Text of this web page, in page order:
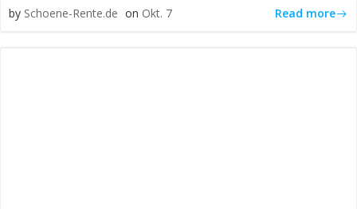
by Schoene-Rente.de on Okt. 7 Read more